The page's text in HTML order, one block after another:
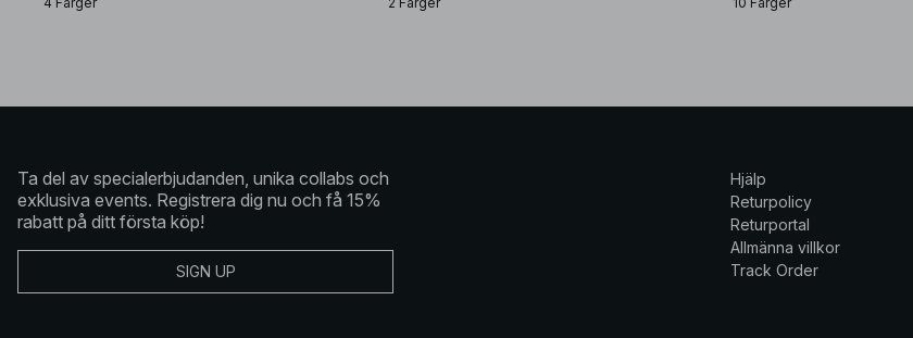
Ta del av specialerbjudanden, unika collabs och
exklusiva events. Registrera dig nu och få 15%
rabatt på ditt första köp!
SIGN UP
Hjälp
Returpolicy
Returportal
Allmänna villkor
Track Order